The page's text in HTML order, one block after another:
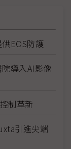
EOS防護
導入AI影像
制革新
引進尖端